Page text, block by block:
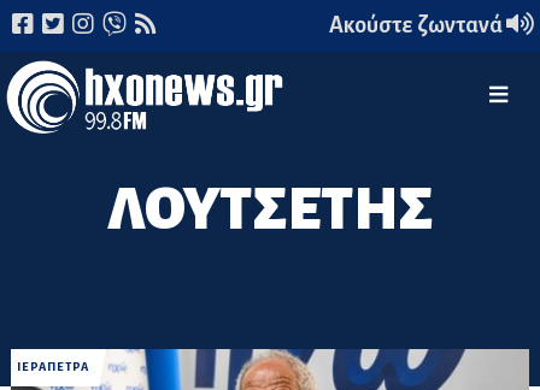
Ακούστε ζωντανά
ΛΟΥΤΣΕΤΗΣ
ΙΕΡΑΠΕΤΡΑ